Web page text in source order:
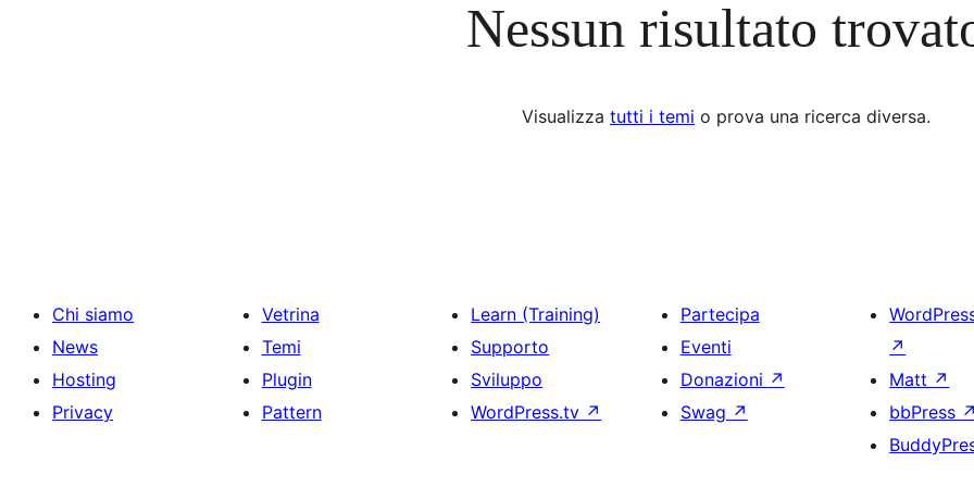
Nessun risultato
Visualizza tutti i temi o prova una ricerca diversa.
Chi siamo
News
Hosting
Privacy
Vetrina
Temi
Plugin
Pattern
Learn (Training)
Supporto
Sviluppo
WordPress.tv ↗
Partecipa
Eventi
Donazioni ↗
Swag ↗
↗
Matt ↗
bbPress ↗